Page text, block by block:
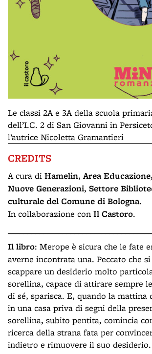
Le classi 2A e 3A della scuola
dell’I.C. 2 di San Giovanni in
l’autrice Nicoletta Gramantieri
CREDITS
A cura di Hamelin, Area
Nuove Generazioni, Settore
culturale del Comune di Bologna.
In collaborazione con Il Castoro.
Il libro: Merope è sicura che le fate
averne incontrata una. Peccato che
scappare un desiderio molto
sorellina, capace di attirare sempre
di sé, sparisca. E, quando la mattina
in una casa priva di segni della
sorellina, subito pentita, comincia
ricerca della strana fata per
indietro e rimuovere il suo desiderio.